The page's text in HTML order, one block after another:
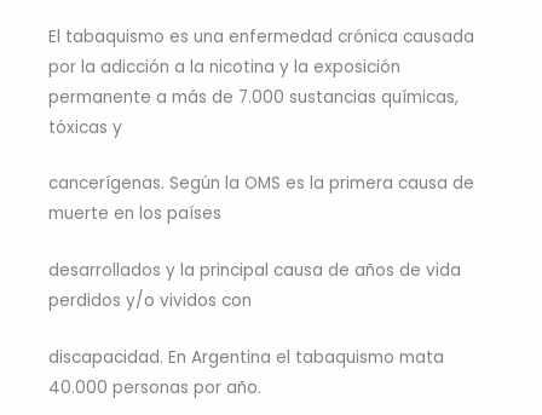
El tabaquismo es una enfermedad crónica causada
por la adicción a la nicotina y la exposición
permanente a más de 7.000 sustancias químicas,
tóxicas y
cancerígenas. Según la OMS es la primera causa de
muerte en los países
desarrollados y la principal causa de años de vida
perdidos y/o vividos con
discapacidad. En Argentina el tabaquismo mata
40.000 personas por año.